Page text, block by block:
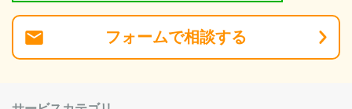
フォームで相談する